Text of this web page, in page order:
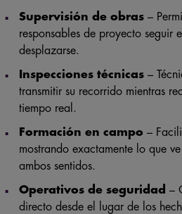
Supervisión de obras–
responsables de proyecto seguir
desplazarse.
Inspecciones técnicas–
transmitir su recorrido mientras
tiempo real.
Formación en campo –
mostrando exactamente lo que
ambos sentidos.
Operativos de seguridad –
directo desde el lugar de los